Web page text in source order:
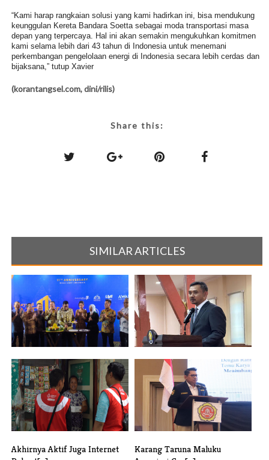
“Kami harap rangkaian solusi yang kami hadirkan ini, bisa mendukung
keunggulan Kereta Bandara Soetta sebagai moda transportasi masa
depan yang terpercaya. Hal ini akan semakin mengukuhkan komitmen
kami selama lebih dari 43 tahun di Indonesia untuk menemani
perkembangan pengelolaan energi di Indonesia secara lebih cerdas dan
bijaksana,” tutup Xavier
(korantangsel.com, dini/rilis)
Share this:
SIMILAR ARTICLES
Masuki Usia 11 Tahun, Waas
Corp Ind[...]
Program Pascasarjana R Bayu
Probo S[...]
Akhirnya Aktif Juga Internet
Karang Taruna Maluku